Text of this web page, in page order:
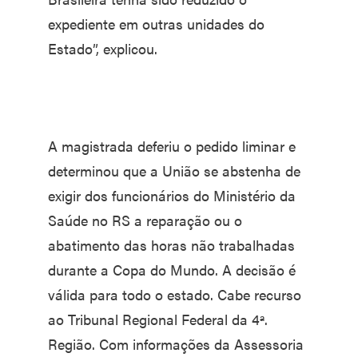
expediente em outras unidades do
Estado”, explicou.
A magistrada deferiu o pedido liminar e
determinou que a União se abstenha de
exigir dos funcionários do Ministério da
Saúde no RS a reparação ou o
abatimento das horas não trabalhadas
durante a Copa do Mundo. A decisão é
válida para todo o estado. Cabe recurso
ao Tribunal Regional Federal da 4ª.
Região. Com informações da Assessoria